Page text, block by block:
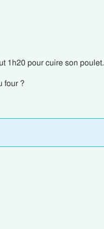
1h20 pour cuire son poulet.
four ?